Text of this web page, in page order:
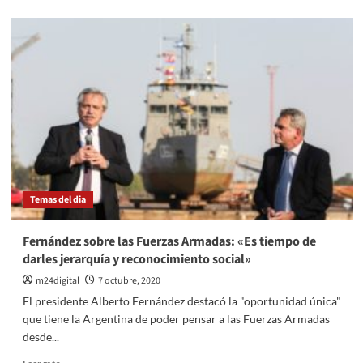
Coronavirus
nuevo
récord
de
infectados
con
130
casos
positivos
Temas del dia
Fernández sobre las Fuerzas Armadas: «Es tiempo de
darles jerarquía y reconocimiento social»
m24digital
7 octubre, 2020
El presidente Alberto Fernández destacó la "oportunidad única"
que tiene la Argentina de poder pensar a las Fuerzas Armadas
desde...